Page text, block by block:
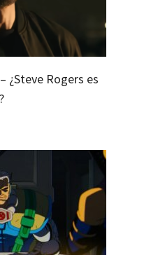
¿Steve Rogers es